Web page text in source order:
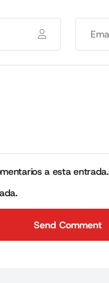
a esta entrada.
Send Comment